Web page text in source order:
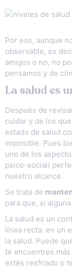
Por eso, aunque
observable, es
amigos o no, no
pensamos y de
La salud es
Después de
cuidar y de los
estado de salud
imposible. Pues
uno de los
psico-social)
nuestro alcance.
Se trata de
para que, si
La salud es un
línea recta: en un
la salud. Puede
te encuentres
estés resfriado o